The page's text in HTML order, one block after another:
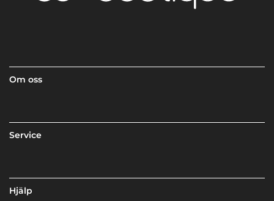
Om oss
Service
Hjälp